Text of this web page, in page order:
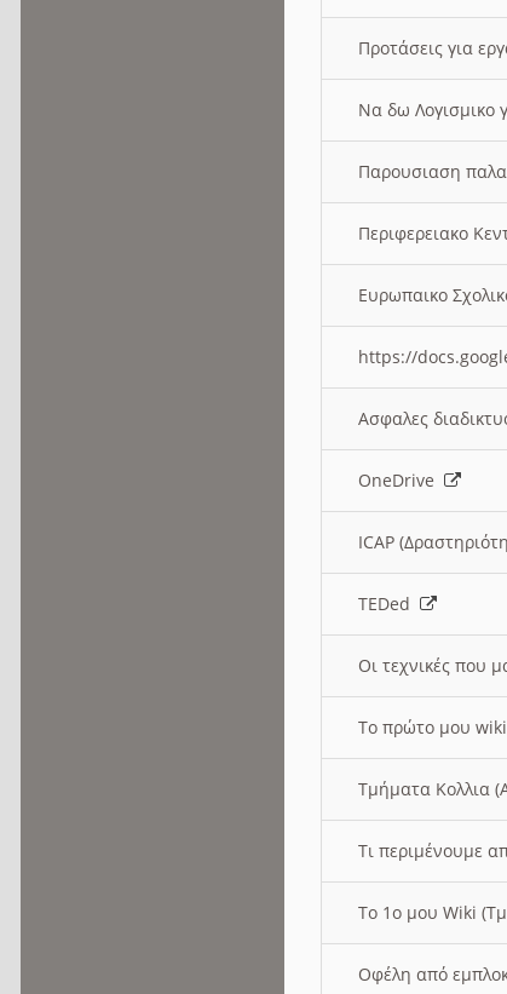
Προτάσεις για
Να δω Λογισμικο
Παρουσιαση
Περιφερειακο
Ευρωπαικο
https://
Ασφαλες
OneDrive
ICAP
TEDed
Οι τεχνικές που
Το πρώτο μου
Τμήματα Κολλια
Τι περιμένουμε
Το 1ο μου Wiki
Οφέλη από